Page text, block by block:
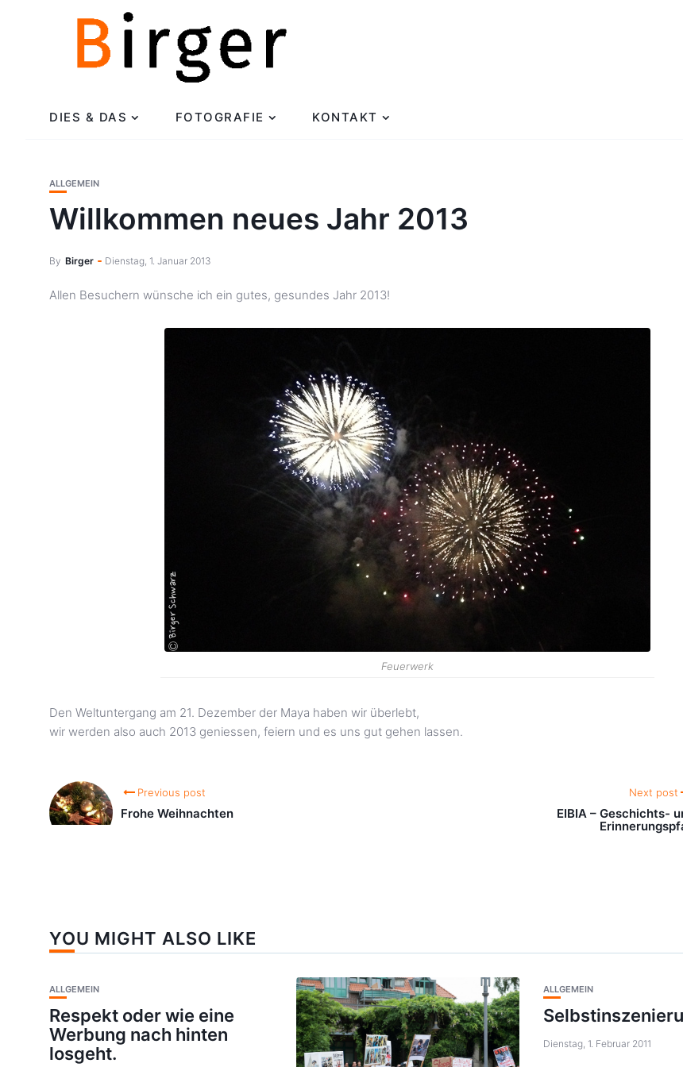
DIES & DAS FOTOGRAFIE KONTAKT
ALLGEMEIN
Willkommen neues Jahr 2013
By Birger Dienstag, 1. Januar 2013
Allen Besuchern wünsche ich ein gutes, gesundes Jahr 2013!
Feuerwerk
Den Weltuntergang am 21. Dezember der Maya haben wir überlebt,
wir werden also auch 2013 geniessen, feiern und es uns gut gehen lassen.
Previous post
Frohe Weihnachten
Next post
EIBIA – Geschichts-
YOU MIGHT ALSO LIKE
ALLGEMEIN
Respekt oder wie eine
Werbung nach hinten
losgeht.
ALLGEMEIN
Dienstag, 1. Februar 2011